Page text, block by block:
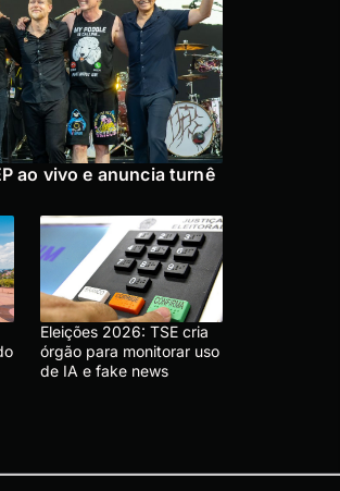
ao vivo e anuncia turnê
Eleições 2026: TSE cria
órgão para monitorar uso
de IA e fake news